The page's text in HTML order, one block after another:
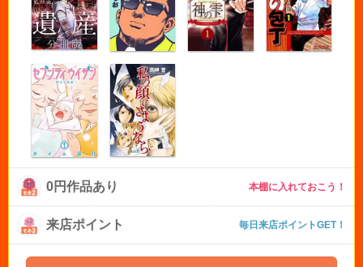
0円作品あり 本棚に入れておこう！
来店ポイント 毎日来店ポイントGET！